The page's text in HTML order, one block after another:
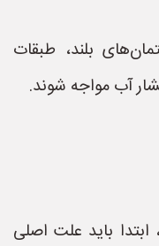
بلند، طبقات
آب مواجه شوند.
باید علت اصلی